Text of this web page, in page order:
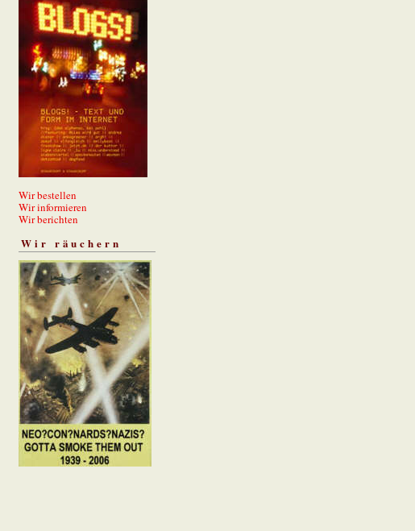
Wir bestellen
Wir informieren
Wir berichten
Wir räuchern